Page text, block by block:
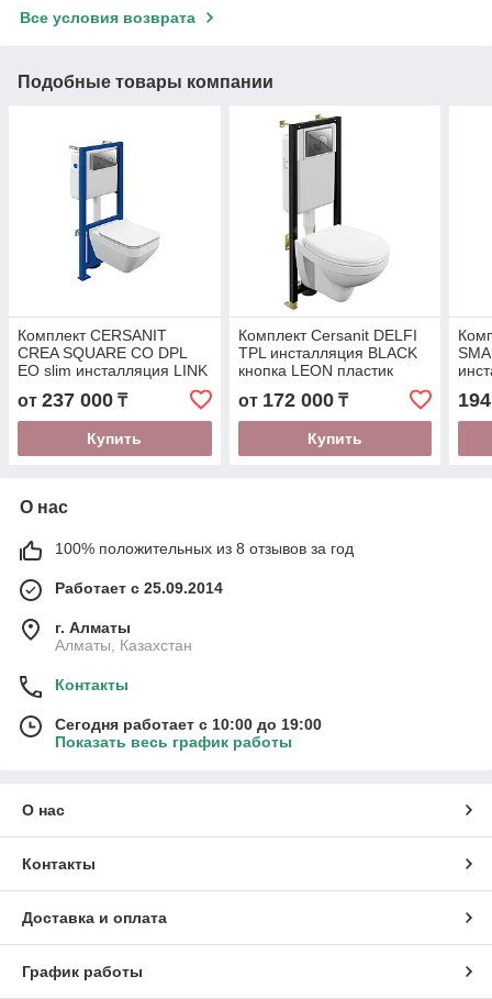
Все условия возврата
Подобные товары компании
Комплект CERSANIT
CREA SQUARE CO DPL
EO slim инсталляция LINK
PRO, кнопка TWINS
пластик, хром глянцевый
(64443)
от 237 000 ₸
Купить
Комплект Cersanit DELFI
TPL инсталляция BLACK
кнопка LEON пластик
хром глянцевый (60235)
от 172 000₸
Купить
О нас
100% положительных из 8 отзывов за год
Работает с 25.09.2014
г. Алматы
Алматы, Казахстан
Контакты
Сегодня работает с 10:00 до 19:00
Показать весь график работы
О нас
Контакты
Доставка и оплата
График работы